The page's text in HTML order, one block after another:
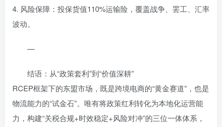
4. 风险保障：投保货值110%运输险，覆盖战争、罢工、汇率
波动。
—
结语：从“政策套利”到“价值深耕”
RCEP框架下的东盟市场，既是跨境电商的“黄金赛道”，也是
物流能力的“试金石”。唯有将政策红利转化为本地化运营能
力，构建“关税合规+时效稳定+风险对冲”的三位一体体系，